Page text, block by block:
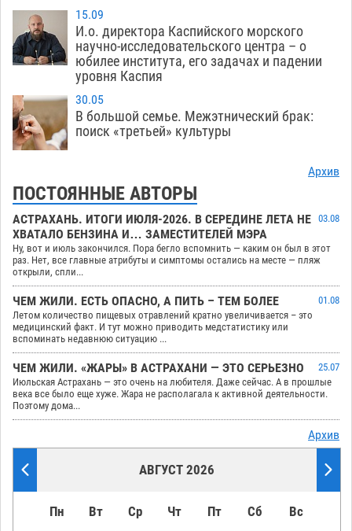
15.09
И.о. директора Каспийского морского
научно-исследовательского центра – о
юбилее института, его задачах и падении
уровня Каспия
30.05
В большой семье. Межэтнический брак:
поиск «третьей» культуры
Архив
ПОСТОЯННЫЕ АВТОРЫ
АСТРАХАНЬ. ИТОГИ ИЮЛЯ-2026. В СЕРЕДИНЕ ЛЕТА НЕ
ХВАТАЛО БЕНЗИНА И… ЗАМЕСТИТЕЛЕЙ МЭРА
03.08
Ну, вот и июль закончился. Пора бегло вспомнить — каким он был в этот
раз. Нет, все главные атрибуты и симптомы остались на месте — пляж
открыли, спли...
ЧЕМ ЖИЛИ. ЕСТЬ ОПАСНО, А ПИТЬ – ТЕМ БОЛЕЕ
01.08
Летом количество пищевых отравлений кратно увеличивается – это
медицинский факт. И тут можно приводить медстатистику или
вспоминать недавнюю ситуацию ...
ЧЕМ ЖИЛИ. «ЖАРЫ» В АСТРАХАНИ — ЭТО СЕРЬЕЗНО
25.07
Июльская Астрахань — это очень на любителя. Даже сейчас. А в прошлые
века все было еще хуже. Жара не располагала к активной деятельности.
Поэтому дома...
Архив
АВГУСТ 2026
Пн Вт Ср Чт Пт Сб Вс